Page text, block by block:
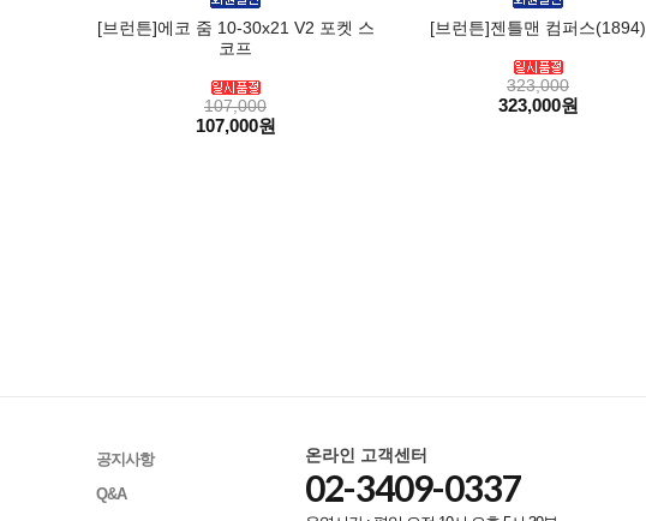
[브런튼]에코 줌 10-30x21 V2 포켓 스
코프
107,000
107,000원
[브런튼]젠틀맨 컴퍼스(1894)
323,000
323,000원
공지사항
Q&A
온라인 고객센터
02-3409-0337